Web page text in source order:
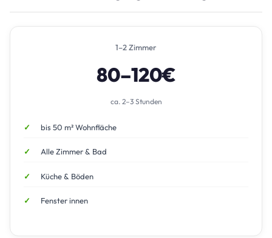
1–2 Zimmer
80–120€
ca. 2–3 Stunden
bis 50 m² Wohnfläche
Alle Zimmer & Bad
Küche & Böden
Fenster innen